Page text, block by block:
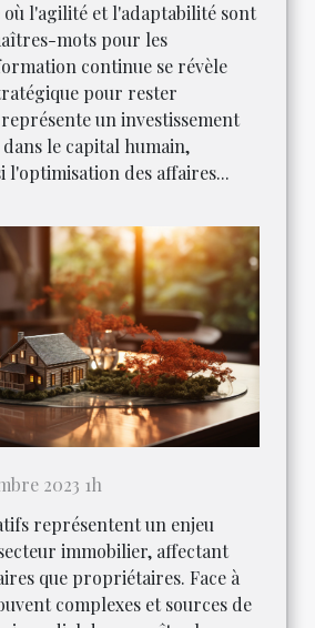
où l'agilité et l'adaptabilité sont
mots pour les
continue se révèle
pour rester
un investissement
le capital humain,
l'optimisation des affaires...
2023 1h
représentent un enjeu
immobilier, affectant
que propriétaires. Face à
complexes et sources de